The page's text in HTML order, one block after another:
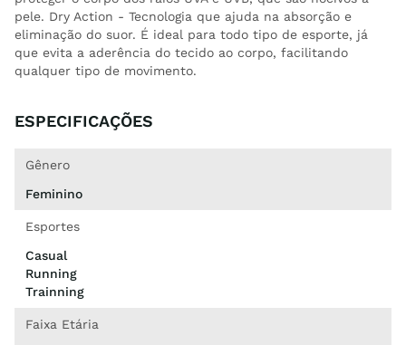
pele. Dry Action - Tecnologia que ajuda na absorção e
eliminação do suor. É ideal para todo tipo de esporte, já
que evita a aderência do tecido ao corpo, facilitando
qualquer tipo de movimento.
ESPECIFICAÇÕES
Gênero
Feminino
Esportes
Casual
Running
Trainning
Faixa Etária